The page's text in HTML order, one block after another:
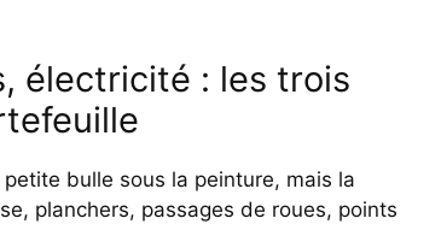
électricité : les trois
petite bulle sous la peinture, mais la
planchers, passages de roues, points